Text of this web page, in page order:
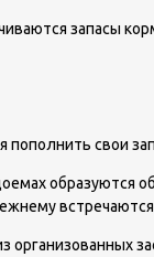
запасы
свои